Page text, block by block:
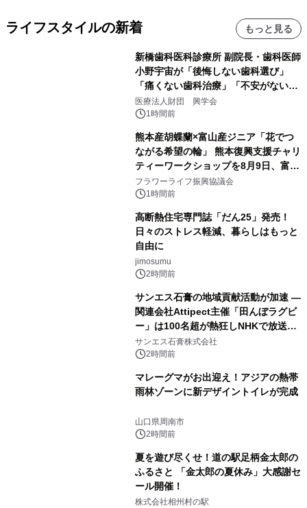
ライフスタイルの新着 もっと見る
新橋歯科医科診療所 副院長・歯科医師
小野宇宙が「後悔しない歯科選び」
「痛くない歯科治療」「不安がない治
療計画」をテーマに専門監修
医療法人財団 興学会
1時間前
熊本産胡蝶蘭×富山産ジニア「花でつ
ながる希望の輪」 熊本復興支援チャリ
ティーワークショップを8月9日、富
山・射水で開催
フラワーライフ振興協議会
1時間前
高断熱住宅専門誌「だん25」発売！
日々のストレス軽減、暮らしはもっと
自由に
jimosumu
2時間前
サンエス石膏の地域貢献活動が加速 ―
関連会社Attipect主催「田んぼラグビ
ー」は100名超が熱狂しNHKで放送さ
れました。
サンエス石膏株式会社
2時間前
マレーグマがお出迎え！アジアの熱帯
雨林ゾーンに新デザイントイレが完成
山口県周南市
2時間前
夏を遊び尽くせ！道の駅足柄金太郎の
ふるさと 「金太郎の夏休み」大感謝セ
ール開催！
株式会社相州村の駅